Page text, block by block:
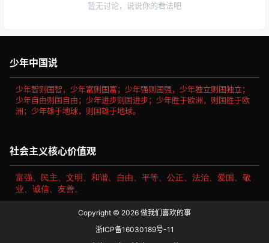
暂无讨论，说说你的看法吧
少年中国说
少年智则国智，少年富则国富；少年强则国强，少年独立则国独立；
少年自由则国自由；少年进步则国进步；少年胜于欧洲，则国胜于欧
洲；少年雄于地球，则国雄于地球。
社会主义核心价值观
富强、民主、文明、和谐、自由、平等、公正、法治、爱国、敬
业、诚信、友善。
Copyright © 2026 做我们喜欢的事
浙ICP备16030189号-11